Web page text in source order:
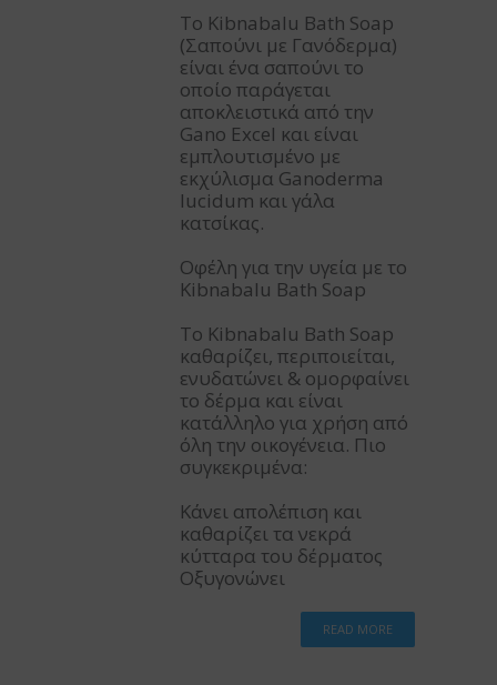
Το Kibnabalu Bath Soap
(Σαπούνι με Γανόδερμα)
είναι ένα σαπούνι το
οποίο παράγεται
αποκλειστικά από την
Gano Excel και είναι
εμπλουτισμένο με
εκχύλισμα Ganoderma
lucidum και γάλα
κατσίκας.
Οφέλη για την υγεία με το
Kibnabalu Bath Soap
Το Kibnabalu Bath Soap
καθαρίζει, περιποιείται,
ενυδατώνει & ομορφαίνει
το δέρμα και είναι
κατάλληλο για χρήση από
όλη την οικογένεια. Πιο
συγκεκριμένα:
Κάνει απολέπιση και
καθαρίζει τα νεκρά
κύτταρα του δέρματος
Οξυγονώνει
READ MORE